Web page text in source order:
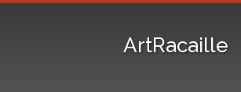
ArtRacaille